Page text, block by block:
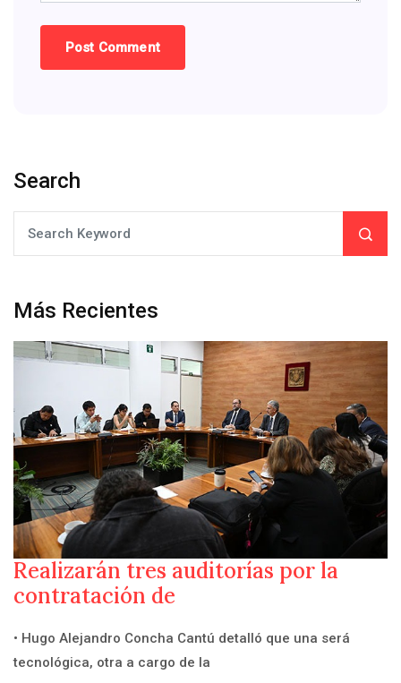
Search
Más Recientes
Realizarán tres auditorías por la
contratación de
• Hugo Alejandro Concha Cantú detalló que una será
tecnológica, otra a cargo de la